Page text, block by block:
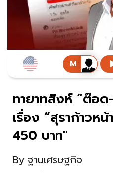
ทายาทสิงห์ “ต๊อ
เรื่อง “สุราก้าวหน้
450 บาท"
By ฐานเศรษฐกิจ